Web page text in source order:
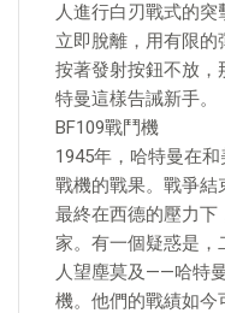
人進行白刃戰式的
立即脫離，用有限
按著發射按鈕不放，
特曼這樣告誡新手。
BF109戰鬥機
1945年，哈特曼在
戰機的戰果。戰爭結
最終在西德的壓力下
家。有一個疑惑是，
人望塵莫及——哈特
機。他們的戰績如今